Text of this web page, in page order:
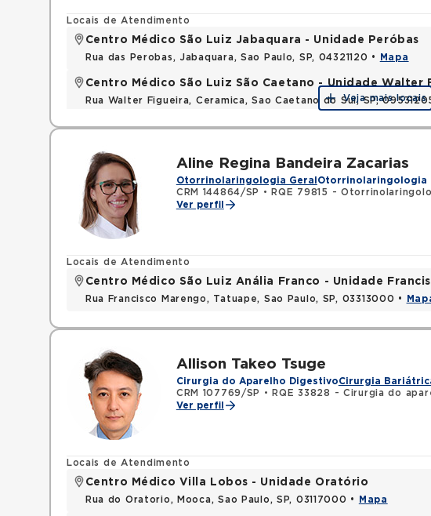
Locais de Atendimento
Centro Médico São Luiz Jabaquara - Unidade Peróbas
Rua das Perobas, Jabaquara, Sao Paulo, SP, 04321120 • Mapa
Centro Médico São Luiz São Caetano - Unidade Walter
Rua Walter Figueira, Ceramica, Sao Caetano do Sul, SP,Veja mais locais
Aline Regina Bandeira Zacarias
Otorrinolaringologia Geral Otorrinolaringologia
CRM 144864/SP
•
RQE 79815 -
Ver perfil
Locais de Atendimento
Centro Médico São Luiz Anália Franco - Unidade
Rua Francisco Marengo, Tatuape, Sao Paulo, SP, 03313000 •
Allison Takeo Tsuge
Cirurgia do Aparelho DigestivoCirurgia
CRM 107769/SP
• RQE 33828 - Cirurgia do
Ver perfil
Locais de Atendimento
Centro Médico Villa Lobos - Unidade Oratório
Rua do Oratorio, Mooca, Sao Paulo, SP, 03117000 • Mapa